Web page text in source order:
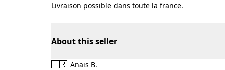
Livraison possible dans toute la france.
About this seller
🇫🇷 Anais B.